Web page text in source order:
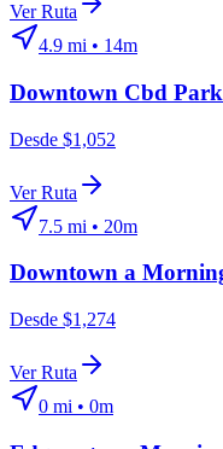
Ver Ruta
4.9 mi • 14m
Downtown Cbd
Desde $1,052
Ver Ruta
7.5 mi • 20m
Downtown a
Desde $1,274
Ver Ruta
0 mi • 0m